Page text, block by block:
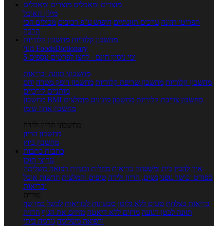
מוצרים ומאכלים מוצרים ומאכלים
מילון האוכל
תפריטי תזונה ערכים תזונתיים חיפוש ע"פ רכיבים מכילים הכי
הרבה
מחשבון קלוריות מחשבון קלוריות
מנוי FoodsDictionary
5 ימי ניסיון חינם - לחצו לפרטים נוספים
מחשבוני תזונה ובריאות
מחשבון קלוריות מחשבון שריפת קלוריות מחשבון דופק מטרה יחס
מותניים לירכיים
מחשבון BMI
מחשבון צריכת קלוריות מחשבון מינונים מומלצים
מחשבון אחוז שומן
מחשבוני הריון ולידה
מחשבון הריון
מחשבון ביוץ
כתבות כתבות
ערוצי תוכן
איך להכין בית ומשפחה בריאות מחלות ובעיות רפואה משלימה
ספורט וכושר גופני נשים, הריון ולידה טיפים והמלצות חדשות אוכל
ובריאות
טורים
בריאות בצלחת טעים ללא גלוטן טבעונות לבריאות לבשל כמו שף
תזונה לבטן רגועה מרזים ללא דיאטה מזיזים את הגוף הרזיה
ורפואה משלימה גורמה ביתי